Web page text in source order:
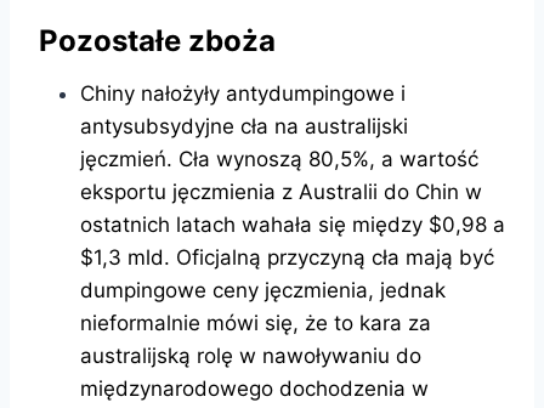
Pozostałe zboża
Chiny nałożyły antydumpingowe i
antysubsydyjne cła na australijski
jęczmień. Cła wynoszą 80,5%, a wartość
eksportu jęczmienia z Australii do Chin w
ostatnich latach wahała się między $0,98 a
$1,3 mld. Oficjalną przyczyną cła mają być
dumpingowe ceny jęczmienia, jednak
nieformalnie mówi się, że to kara za
australijską rolę w nawoływaniu do
międzynarodowego dochodzenia w